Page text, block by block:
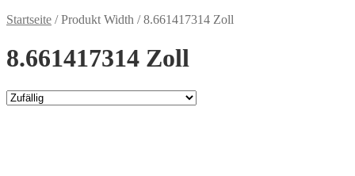
Startseite /Produkt Width /8.661417314 Zoll
8.661417314 Zoll